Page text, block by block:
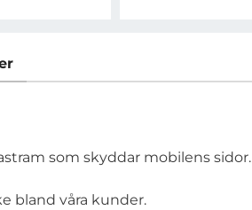
som skyddar mobilens sidor.
bland våra kunder.